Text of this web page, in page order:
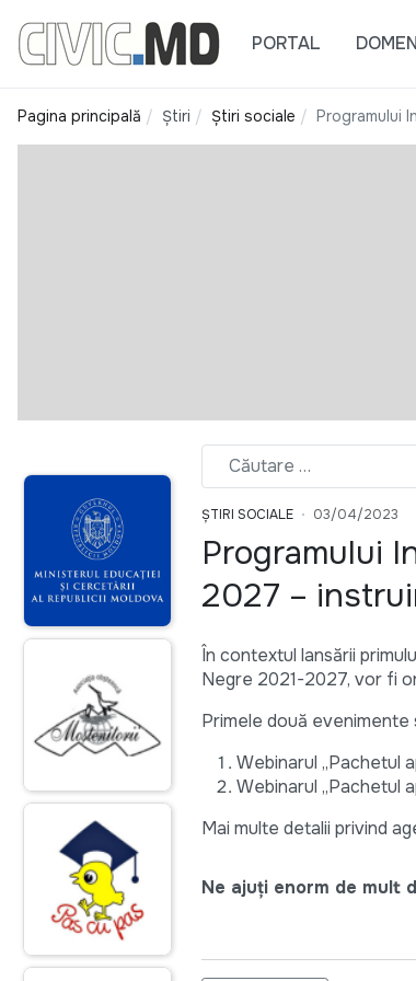
PORTAL
Pagina principală Știri Știri sociale Programului
ȘTIRI SOCIALE 03/04/2023
Programului
2027 –
În contextul lansării
Negre 2021-2027, vor fi
Primele două evenimente
Webinarul „Pachetul
Webinarul „Pachetul
Mai multe detalii privind
Ne ajuți enorm de mult